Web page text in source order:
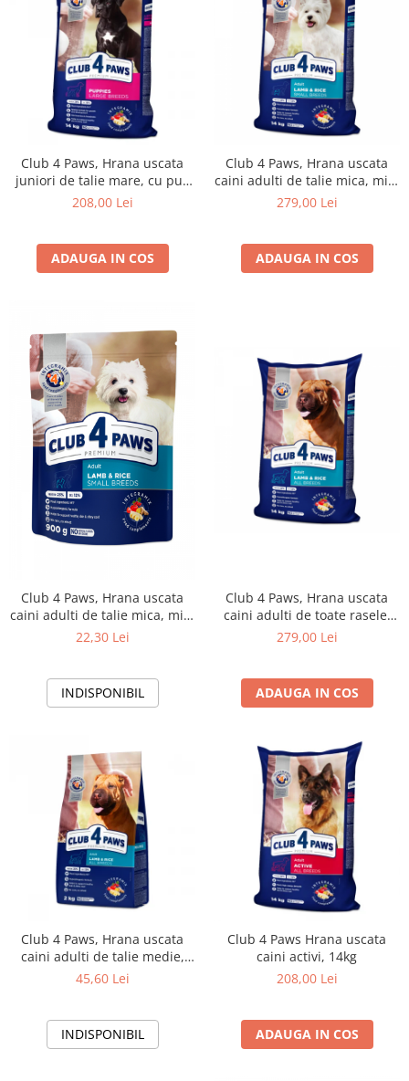
Club 4 Paws, Hrana uscata
juniori de talie mare, cu pui,
14kg
208,00 Lei
ADAUGA IN COS
Club 4 Paws, Hrana uscata
caini adulti de talie mica, miel
si orez, 14kg
279,00 Lei
ADAUGA IN COS
Club 4 Paws, Hrana uscata
caini adulti de talie mica, miel
si orez 0,9 kg
22,30 Lei
INDISPONIBIL
Club 4 Paws, Hrana uscata
caini adulti de toate rasele,
formula hipoalergenica, miel
279,00 Lei
ADAUGA IN COS
Club 4 Paws, Hrana uscata
caini adulti de talie medie,
miel si orez, 2kg
45,60 Lei
INDISPONIBIL
Club 4 Paws Hrana uscata
caini activi, 14kg
208,00 Lei
ADAUGA IN COS